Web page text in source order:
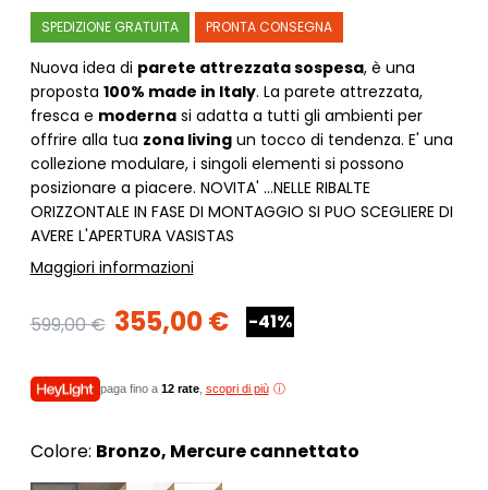
SPEDIZIONE GRATUITA PRONTA CONSEGNA
Nuova idea di parete attrezzata sospesa, è una
proposta 100% made in Italy. La parete attrezzata,
fresca e modernasi adatta a tutti gli ambienti per
offrire alla tua zona livingun tocco di tendenza. E' una
collezione modulare, i singoli elementi si possono
posizionare a piacere. NOVITA' ...NELLE RIBALTE
ORIZZONTALE IN FASE DI MONTAGGIO SI PUO SCEGLIERE DI
AVERE L'APERTURA VASISTAS
Maggiori informazioni
599,00 € 355,00 € -41%
paga fino a 12 rate, scopri di più
Colore: Bronzo, Mercure cannettato